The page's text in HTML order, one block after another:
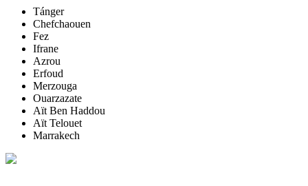
Tánger
Chefchaouen
Fez
Ifrane
Azrou
Erfoud
Merzouga
Ouarzazate
Aït Ben Haddou
Aït Telouet
Marrakech